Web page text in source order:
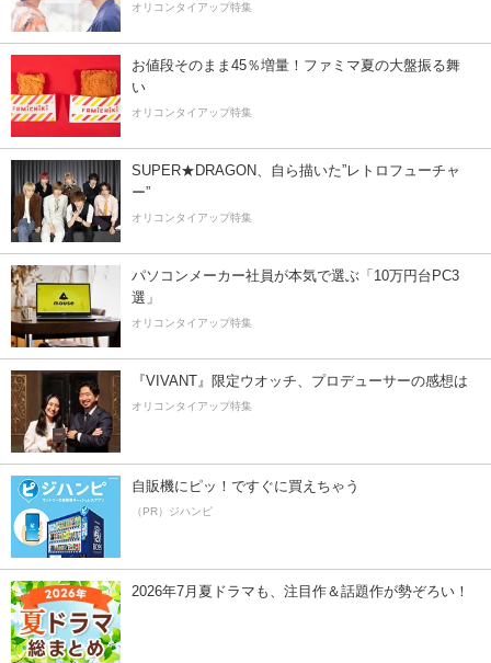
オリコンタイアップ特集
お値段そのまま45％増量！ファミマ夏の大盤振る舞
い
オリコンタイアップ特集
SUPER★DRAGON、自ら描いた”レトロフューチャ
ー”
オリコンタイアップ特集
パソコンメーカー社員が本気で選ぶ「10万円台PC3
選」
オリコンタイアップ特集
『VIVANT』限定ウオッチ、プロデューサーの感想は
オリコンタイアップ特集
自販機にピッ！ですぐに買えちゃう
（PR）ジハンピ
2026年7月夏ドラマも、注目作＆話題作が勢ぞろい！